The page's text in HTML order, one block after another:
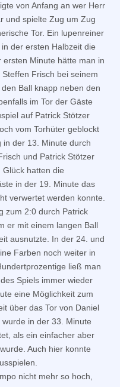
von Anfang an wer Herr
und spielte Zug um Zug
Tor. Ein lupenreiner
der ersten Halbzeit die
Minute hätte man in
Frisch bei seinem
Ball knapp neben den
im Tor der Gäste
auf Patrick Stötzer
vom Torhüter geblockt
der 13. Minute durch
und Patrick Stötzer
hatten die
in der 19. Minute das
verwertet werden konnte.
zum 2:0 durch Patrick
er mit einem langen Ball
ausnutzte. In der 24. und
Farben noch weiter in
ließ man
Spiels immer wieder
eine Möglichkeit zum
über das Tor von Daniel
in der 33. Minute
als ein einfacher aber
Auch hier konnte
nicht mehr so hoch,